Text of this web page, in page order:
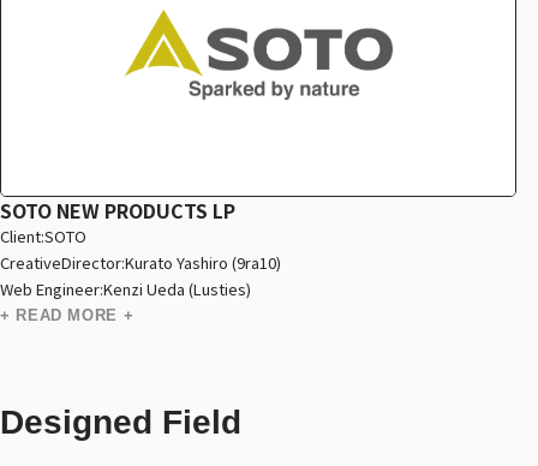
SOTO NEW PRODUCTS LP
Client:SOTO
CreativeDirector:Kurato Yashiro (9ra10)
Web Engineer:Kenzi Ueda (Lusties)
+ READ MORE +
Designed Field